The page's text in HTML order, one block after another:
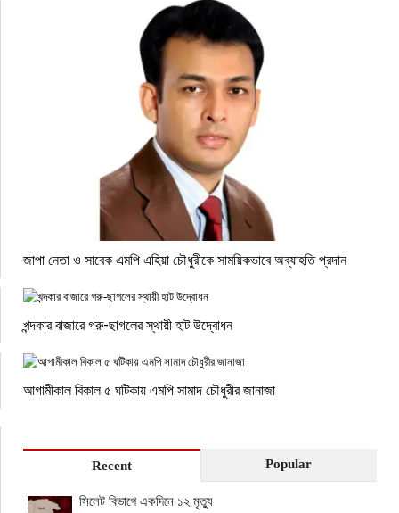
জাপা নেতা ও সাবেক এমপি এহিয়া চৌধুরীকে সাময়িকভাবে অব্যাহতি প্রদান
খন্দকার বাজারে গরু-ছাগলের স্থায়ী হাট উদ্বোধন
আগামীকাল বিকাল ৫ ঘটিকায় এমপি সামাদ চৌধুরীর জানাজা
Recent Popular
সিলেট বিভাগে একদিনে ১২ মৃত্যু